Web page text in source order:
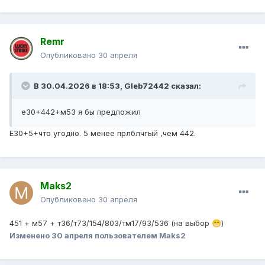
Remr
Опубликовано 30 апреля
В 30.04.2026 в 18:53, Gleb72442 сказал:
е30+442+м53 я бы предложил
Е30+5+что угодно. 5 менее прлблчгый ,чем 442.
Maks2
Опубликовано 30 апреля
451 + м57 + т36/т73/154/803/тм17/93/536 (на выбор 😁)
Изменено 30 апреля пользователем Maks2